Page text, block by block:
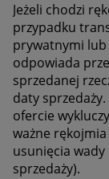
Jeżeli chodzi
przypadku
prywatnymi
odpowiada
sprzedanej
daty
ofercie
ważne
usunięcia
sprzedaży).